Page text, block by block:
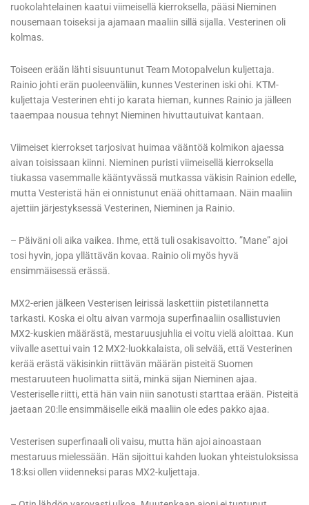
ruokolahtelainen kaatui viimeisellä kierroksella, pääsi Nieminen
nousemaan toiseksi ja ajamaan maaliin sillä sijalla. Vesterinen oli
kolmas.
Toiseen erään lähti sisuuntunut Team Motopalvelun kuljettaja.
Rainio johti erän puoleenväliin, kunnes Vesterinen iski ohi. KTM-
kuljettaja Vesterinen ehti jo karata hieman, kunnes Rainio ja jälleen
taaempaa nousua tehnyt Nieminen hivuttautuivat kantaan.
Viimeiset kierrokset tarjosivat huimaa vääntöä kolmikon ajaessa
aivan toisissaan kiinni. Nieminen puristi viimeisellä kierroksella
tiukassa vasemmalle kääntyvässä mutkassa väkisin Rainion edelle,
mutta Vesteristä hän ei onnistunut enää ohittamaan. Näin maaliin
ajettiin järjestyksessä Vesterinen, Nieminen ja Rainio.
– Päiväni oli aika vaikea. Ihme, että tuli osakisavoitto. ”Mane” ajoi
tosi hyvin, jopa yllättävän kovaa. Rainio oli myös hyvä
ensimmäisessä erässä.
MX2-erien jälkeen Vesterisen leirissä laskettiin pistetilannetta
tarkasti. Koska ei oltu aivan varmoja superfinaaliin osallistuvien
MX2-kuskien määrästä, mestaruusjuhlia ei voitu vielä aloittaa. Kun
viivalle asettui vain 12 MX2-luokkalaista, oli selvää, että Vesterinen
kerää erästä väkisinkin riittävän määrän pisteitä Suomen
mestaruuteen huolimatta siitä, minkä sijan Nieminen ajaa.
Vesteriselle riitti, että hän vain niin sanotusti starttaa erään. Pisteitä
jaetaan 20:lle ensimmäiselle eikä maaliin ole edes pakko ajaa.
Vesterisen superfinaali oli vaisu, mutta hän ajoi ainoastaan
mestaruus mielessään. Hän sijoittui kahden luokan yhteistuloksissa
18:ksi ollen viidenneksi paras MX2-kuljettaja.